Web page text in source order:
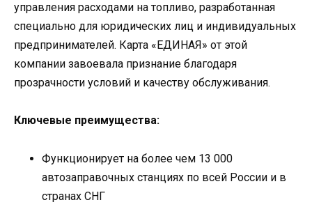
управления расходами на топливо, разработанная
специально для юридических лиц и индивидуальных
предпринимателей. Карта «ЕДИНАЯ» от этой
компании завоевала признание благодаря
прозрачности условий и качеству обслуживания.
Ключевые преимущества:
Функционирует на более чем 13 000
автозаправочных станциях по всей России и в
странах СНГ